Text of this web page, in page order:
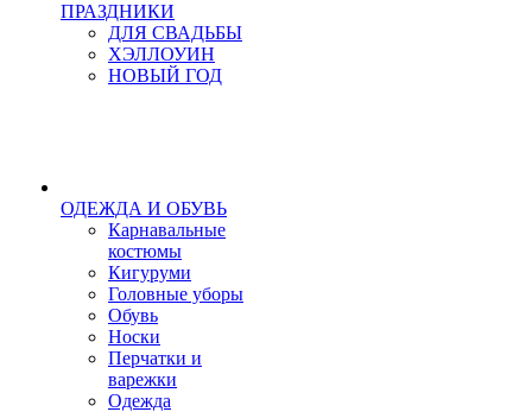
ПРАЗДНИКИ
ДЛЯ СВАДЬБЫ
ХЭЛЛОУИН
НОВЫЙ ГОД
ОДЕЖДА И ОБУВЬ
Карнавальные
костюмы
Кигуруми
Головные уборы
Обувь
Носки
Перчатки и
варежки
Одежда